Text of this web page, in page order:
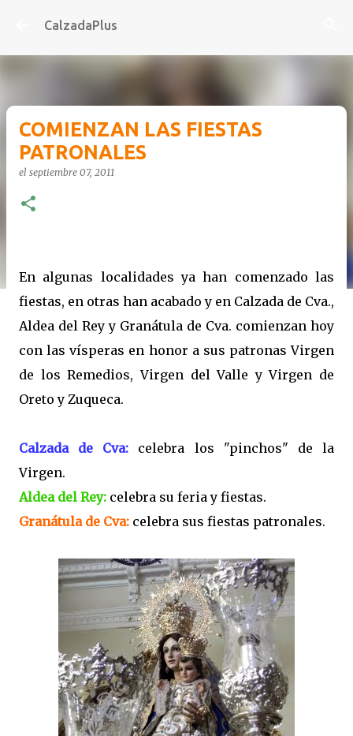
Ir al contenido principal
CalzadaPlus
COMIENZAN LAS FIESTAS
PATRONALES
el septiembre 07, 2011
En algunas localidades ya han comenzado las
fiestas, en otras han acabado y en Calzada de Cva.,
Aldea del Rey y Granátula de Cva. comienzan hoy
con las vísperas en honor a sus patronas Virgen
de los Remedios, Virgen del Valle y Virgen de
Oreto y Zuqueca.
Calzada de Cva: celebra los "pinchos" de la
Virgen.
Aldea del Rey: celebra su feria y fiestas.
Granátula de Cva: celebra sus fiestas patronales.